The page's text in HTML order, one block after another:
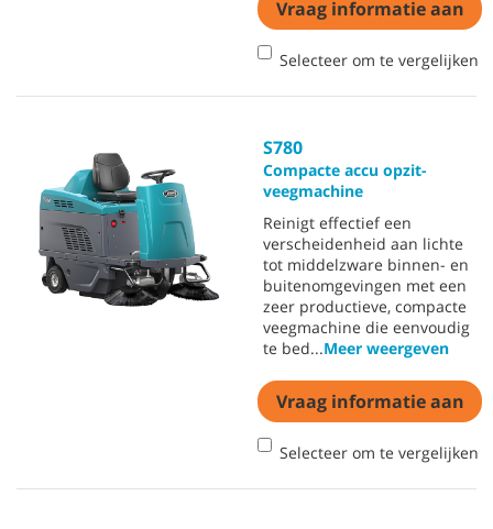
Vraag informatie aan
Selecteer om te vergelijken
S780
Compacte accu opzit-
veegmachine
Reinigt effectief een
verscheidenheid aan lichte
tot middelzware binnen- en
buitenomgevingen met een
zeer productieve, compacte
veegmachine die eenvoudig
te bed...Meer weergeven
Vraag informatie aan
Selecteer om te vergelijken